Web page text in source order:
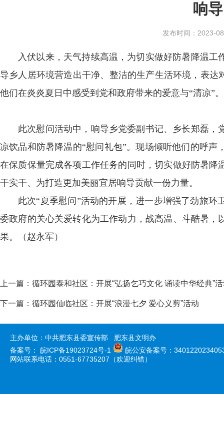
响
发布时间：2023-
入伏以来，天气持续高温，为切实做好防暑降温
导乡人居环境营造出干净、整洁的生产生活环境，表
他们在炎炎夏日中感受到党和政府带来的爱意与“清凉”。
此次慰问活动中，响导乡党委副书记、乡长郑磊
凉饮品和防暑降温的“慰问礼包”。现场倾听他们的呼
在保质保量完成各项工作任务的同时，切实做好防暑
干实干、为打造更加美丽宜居响导贡献一份力量。
此次“夏季慰问”活动的开展，进一步增强了劲旅
委政府的关心关爱转化为工作动力，战高温、斗酷暑
果。（赵永军）
上一篇： 循环园泰和社区：开展“弘扬乞巧文化 诵读中华经典”
下一篇： 循环园仙临社区：开展“浪漫七夕 爱心义剪”活动
主办单位：中共肥东县委宣传部 肥东县文明办
备案号： 皖ICP备19023724号-1
皖公安备案号：
网站联系电话：0551-67735207（欢迎纠错）